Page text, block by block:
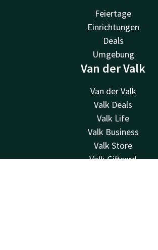
Feiertage
Einrichtungen
Deals
Umgebung
Van der Valk
Van der Valk
Valk Deals
Valk Life
Valk Business
Valk Store
Valk Giftcard